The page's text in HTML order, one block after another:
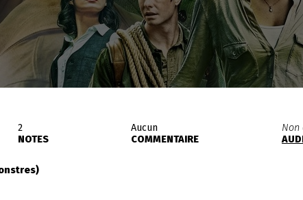
2
NOTES
Aucun
COMMENTAIRE
Non